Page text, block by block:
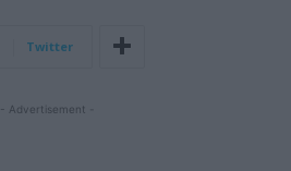
Twitter
- Advertisement -